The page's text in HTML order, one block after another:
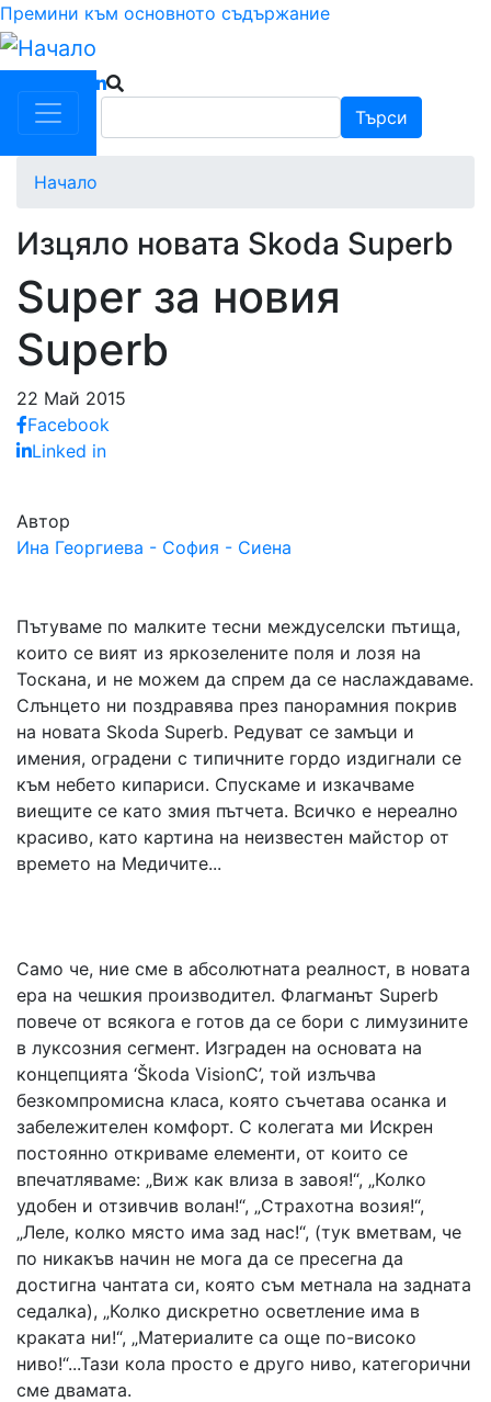
Премини към основното съдържание
Търси
Начало
Изцяло новата Skoda Superb
Super за новия
Superb
22 Май 2015
Facebook
Linked in
Автор
Ина Георгиева - София - Сиена
Пътуваме по малките тесни междуселски пътища,
които се вият из яркозелените поля и лозя на
Тоскана, и не можем да спрем да се наслаждаваме.
Слънцето ни поздравява през панорамния покрив
на новата Skoda Superb. Редуват се замъци и
имения, оградени с типичните гордо издигнали се
към небето кипариси. Спускаме и изкачваме
виещите се като змия пътчета. Всичко е нереално
красиво, като картина на неизвестен майстор от
времето на Медичите...
Само че, ние сме в абсолютната реалност, в новата
ера на чешкия производител. Флагманът Superb
повече от всякога е готов да се бори с лимузините
в луксозния сегмент. Изграден на основата на
концепцията ‘Škoda VisionC’, той излъчва
безкомпромисна класа, която съчетава осанка и
забележителен комфорт. С колегата ми Искрен
постоянно откриваме елементи, от които се
впечатляваме: „Виж как влиза в завоя!“, „Колко
удобен и отзивчив волан!“, „Страхотна возия!“,
„Леле, колко място има зад нас!“, (тук вметвам, че
по никакъв начин не мога да се пресегна да
достигна чантата си, която съм метнала на задната
седалка), „Колко дискретно осветление има в
краката ни!“, „Материалите са още по-високо
ниво!“...Тази кола просто е друго ниво, категорични
сме двамата.